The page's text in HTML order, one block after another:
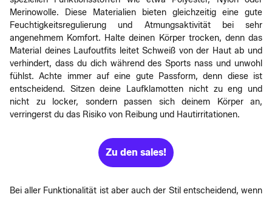
Merinowolle. Diese Materialien bieten gleichzeitig eine gute
Feuchtigkeitsregulierung und Atmungsaktivität bei sehr
angenehmem Komfort. Halte deinen Körper trocken, denn das
Material deines Laufoutfits leitet Schweiß von der Haut ab und
verhindert, dass du dich während des Sports nass und unwohl
fühlst. Achte immer auf eine gute Passform, denn diese ist
entscheidend. Sitzen deine Laufklamotten nicht zu eng und
nicht zu locker, sondern passen sich deinem Körper an,
verringerst du das Risiko von Reibung und Hautirritationen.
Zu den sales!
Bei aller Funktionalität ist aber auch der Stil entscheidend, wenn